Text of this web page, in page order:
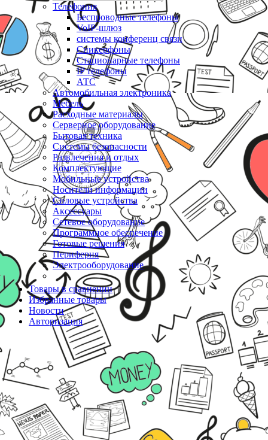
Телефония
Беспроводные телефоны
VoIP-шлюз
системы конференц связи
Спикерфоны
Стационарные телефоны
IP телефоны
АТС
Автомобильная электроника
Мебель
Расходные материалы
Серверное оборудование
Бытовая техника
Системы безопасности
Развлечения и отдых
Комплектующие
Мобильные устройства
Носители информации
Силовые устройства
Аксессуары
Сетевое оборудование
Программное обеспечение
Готовые решения
Периферия
Электрооборудование
Товары в сравнении
Избранные товары
Новости
Авторизация